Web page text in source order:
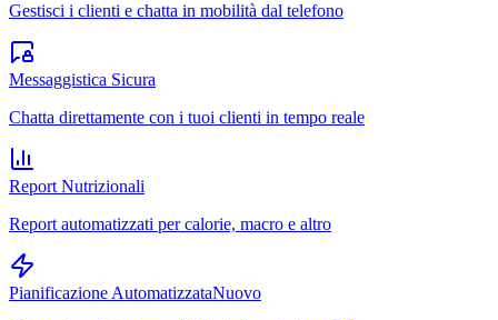
Gestisci i clienti e chatta in mobilità dal telefono
Messaggistica Sicura
Chatta direttamente con i tuoi clienti in tempo reale
Report Nutrizionali
Report automatizzati per calorie, macro e altro
Pianificazione AutomatizzataNuovo